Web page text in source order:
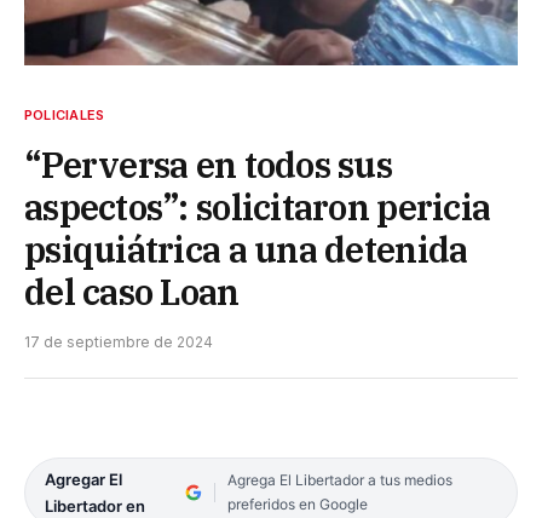
POLICIALES
“Perversa en todos sus
aspectos”: solicitaron pericia
psiquiátrica a una detenida
del caso Loan
17 de septiembre de 2024
Agregar El
Libertador en
Agrega El Libertador a tus medios
preferidos en Google